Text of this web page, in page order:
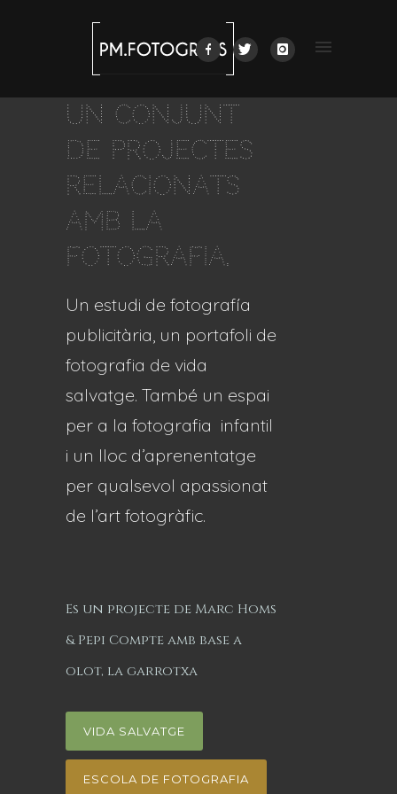
un conjunt
de projectes
relacionats
amb la
fotografia.
Un estudi de fotografía
publicitària, un portafoli de
fotografia de vida
salvatge. També un espai
per a la fotografia infantil
i un lloc d’aprenentatge
per qualsevol apassionat
de l’art fotogràfic.
Es un projecte de Marc Homs
& Pepi Compte amb base a
olot, la garrotxa
VIDA SALVATGE
ESCOLA DE FOTOGRAFIA